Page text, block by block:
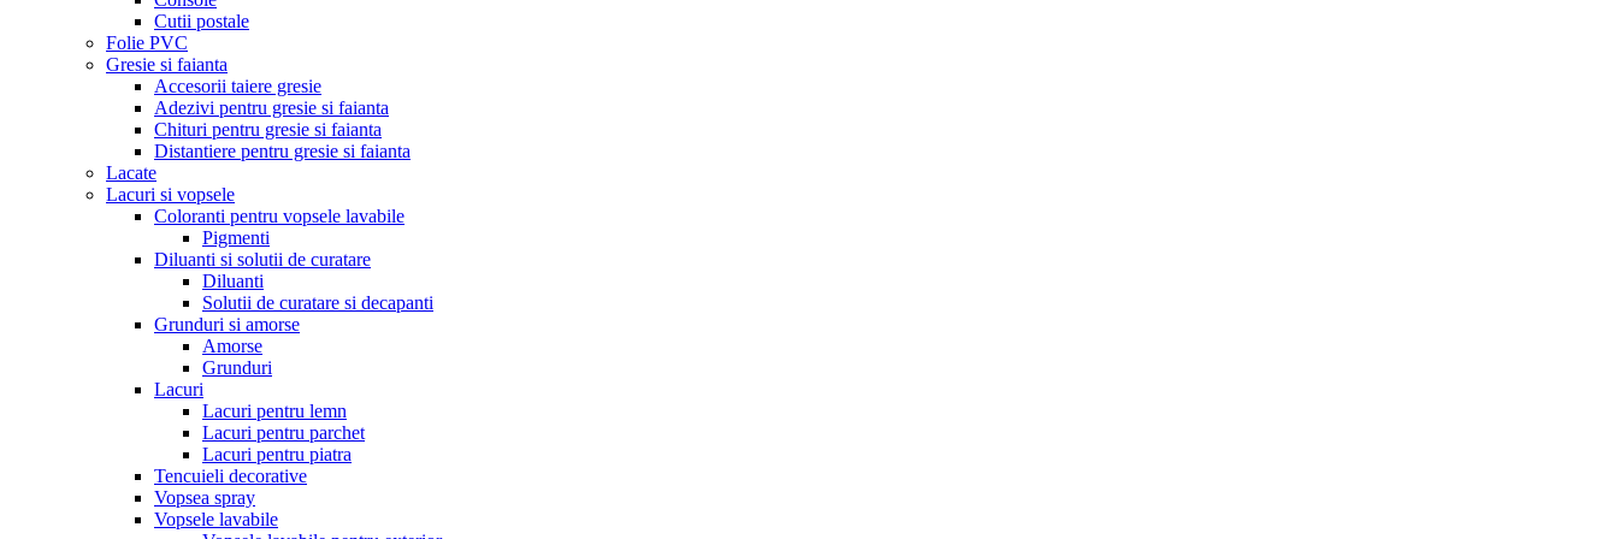
Cutii postale
Folie PVC
Gresie si faianta
Accesorii taiere gresie
Adezivi pentru gresie si faianta
Chituri pentru gresie si faianta
Distantiere pentru gresie si faianta
Lacate
Lacuri si vopsele
Coloranti pentru vopsele lavabile
Pigmenti
Diluanti si solutii de curatare
Diluanti
Solutii de curatare si decapanti
Grunduri si amorse
Amorse
Grunduri
Lacuri
Lacuri pentru lemn
Lacuri pentru parchet
Lacuri pentru piatra
Tencuieli decorative
Vopsea spray
Vopsele lavabile